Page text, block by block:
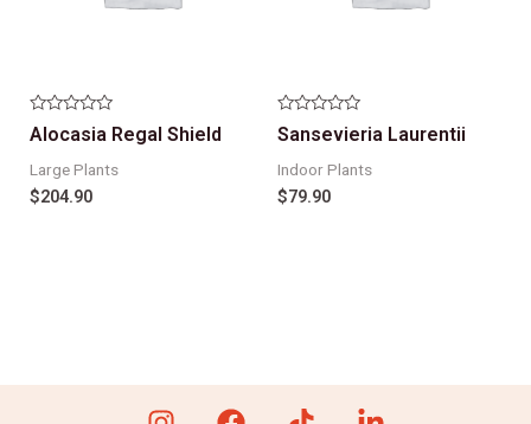
Note
0
5
Alocasia Regal Shield
Large Plants
$204.90
Note
0
5
Sansevieria Laurentii
Indoor Plants
$79.90